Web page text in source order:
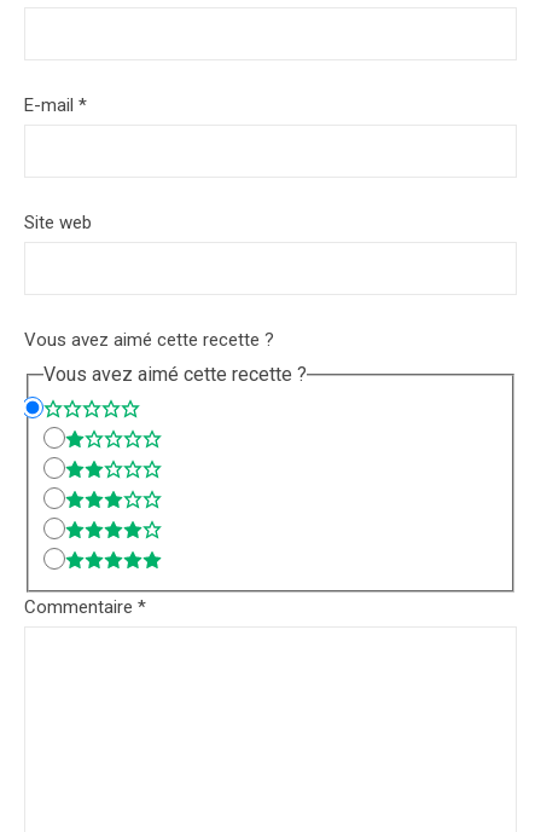
E-mail *
Site web
Vous avez aimé cette recette ?
Vous avez aimé cette recette ?
Commentaire *